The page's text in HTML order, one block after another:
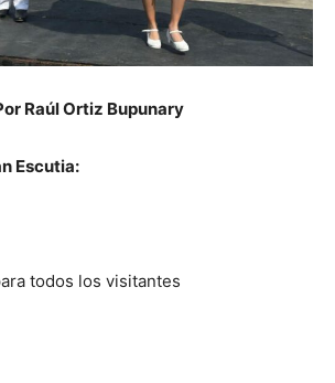
Raúl Ortiz Bupunary
Escutia:
todos los visitantes